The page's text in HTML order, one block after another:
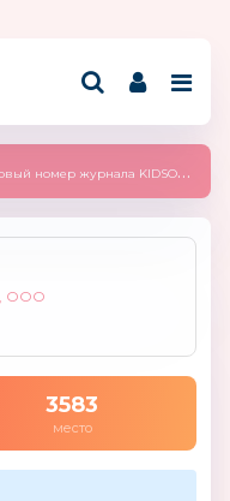
журнала KIDSOBOZ 2025 (сентябрь)
ООО
3583
место